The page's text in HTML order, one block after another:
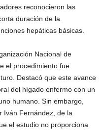
reconocieron las
duración de la
hepáticas básicas.
Nacional de
el procedimiento fue
Destacó que este avance
del hígado enfermo con un
humano. Sin embargo,
Iván Fernández, de la
el estudio no proporciona